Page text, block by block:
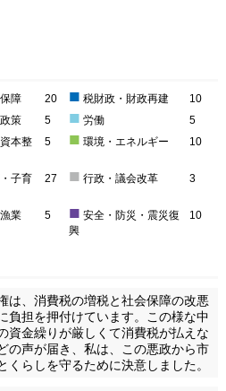
障 20 ■ 税財政・財政再建 10
策 5 ■ 労働 5
本整
5 ■ 環境・エネルギー 10
子育
27 ■ 行政・議会改革 3
業 5 ■ 安全・防災・震災復
興
10
は、消費税の増税と社会保障の改悪
負担を押付けています。この様な中
資金繰りが厳しくて消費税が払えな
の声が届き、私は、この悪政から市
くらしを守るために決意しました。